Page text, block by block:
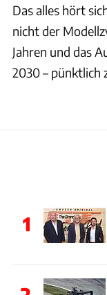
Das alles hört
nicht der
Jahren und das
2030 – pünktlich
1